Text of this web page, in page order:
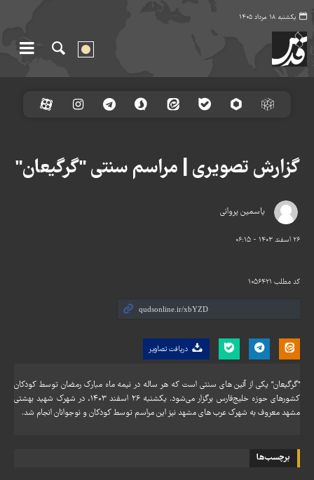
یکشنبه ۱۸ مرداد ۱۴۰۵
یاسمین پروانی
۲۶ اسفند ۱۴۰۳ - ۰۶:۱۵
کد مطلب ۱۰۵۶۴۲۱
دریافت تصاویر
گزارش تصویری | مراسم سنتی "گرگیعان"
"گرگیعان" یکی از آئین های سنتی است که هر ساله در نیمه ماه مبارک رمضان توسط کودکان
کشورهای حوزه خلیج‌فارس برگزار می‌شود. یکشنبه ۲۶ اسفند ۱۴۰۳، در شهرک شهید بهشتی
مشهد معروف به شهرک عرب های مشهد نیز این مراسم توسط کودکان و نوجوانان انجام شد.
برچسب‌ها